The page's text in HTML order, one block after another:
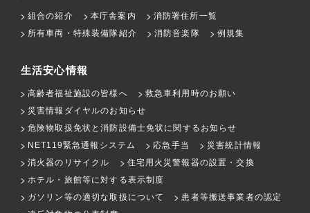
組合の紹介 本庁舎案内
消防署住所一覧
所有車両・特殊装備隊紹介
消防音楽隊 例規集
生活安心情報
高齢者福祉施設の皆様へ
救急車利用時のお願い
災害情報ダイヤルのお知らせ
危険物取扱免状と消防設備士免状に関するお知らせ
NET119緊急通報システム
応急手当
災害統計情報
消火器のリサイクル
住宅用火災警報器の設置・交換
ホテル・旅館等に対する表示制度
ガソリン等の適切な取扱について
患者等搬送事業者の認定